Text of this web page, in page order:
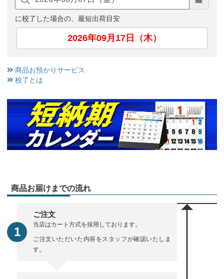
に校了した場合の、最短出荷目安
2026年09月17日（木）
商品お預かりサービス
校了とは
商品お届けまでの流れ
ご注文
当店はカート方式を採用しております。
ご注文いただいた内容をスタッフが確認いたしま
す。